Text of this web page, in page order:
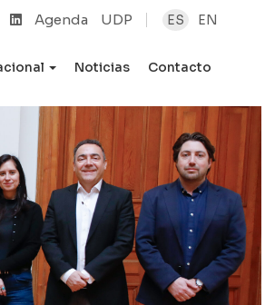
Agenda UDP ES EN
Noticias Contacto